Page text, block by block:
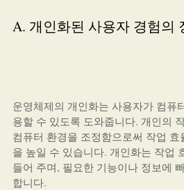
A. 개인화된 사용자 경험의
운영체제의 개인화는 사용자가 컴퓨
용할 수 있도록 도와줍니다. 개인의
컴퓨터 환경을 조정함으로써 작업
을 높일 수 있습니다. 개인화는 작업
들어 주며, 필요한 기능이나 정보에
합니다.